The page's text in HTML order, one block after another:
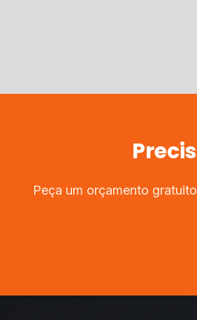
Peça um orçamento